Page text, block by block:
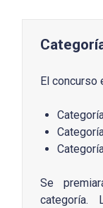
El concurso
Se
categoría.